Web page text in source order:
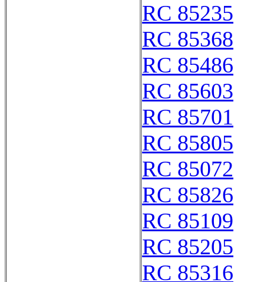
RC 85235
RC 85368
RC 85486
RC 85603
RC 85701
RC 85805
RC 85072
RC 85826
RC 85109
RC 85205
RC 85316